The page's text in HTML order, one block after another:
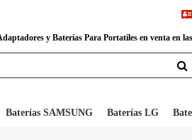
y Baterías Para Portatiles en venta en
Baterías SAMSUNG Baterías LG